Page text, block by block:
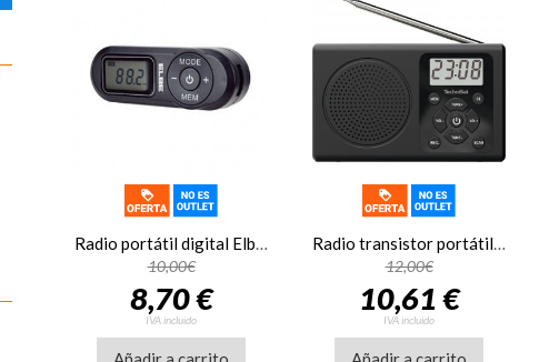
Radio portátil digital Elbe RF96, 20 memorias, auricular incluido, negro
10,00€
8,70 €
IVA incluido
Radio transistor portátil Elbe Technisat 76-5018-00, FM, DAB+, UKW, MP·, USB, entrada auxiliar, negro
12,00€
10,61 €
IVA incluido